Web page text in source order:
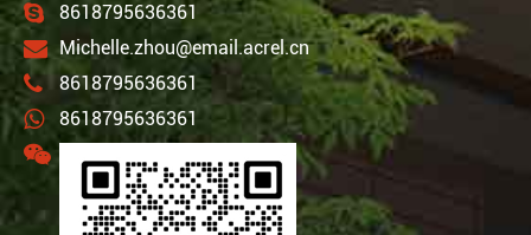
8618795636361
Michelle.zhou@email.acrel.cn
8618795636361
8618795636361